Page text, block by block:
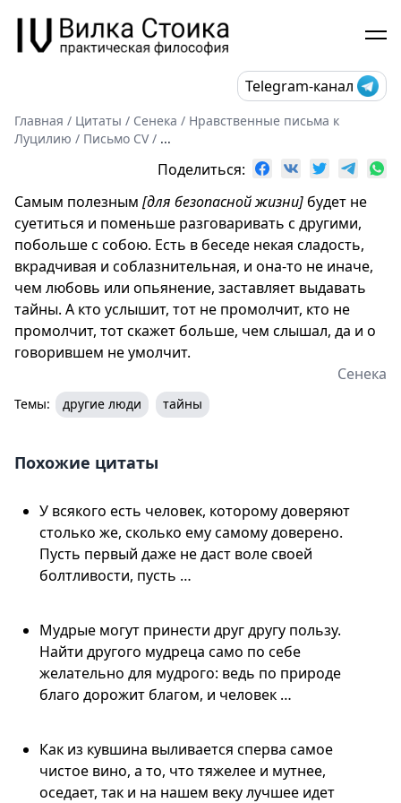
Telegram-канал
Главная / Цитаты / Сенека / Нравственные письма к
Луцилию / Письмо CV/ ...
Поделиться:
Самым полезным [для безопасной жизни] будет не
суетиться и поменьше разговаривать с другими,
побольше с собою. Есть в беседе некая сладость,
вкрадчивая и соблазнительная, и она-то не иначе,
чем любовь или опьянение, заставляет выдавать
тайны. А кто услышит, тот не промолчит, кто не
промолчит, тот скажет больше, чем слышал, да и о
говорившем не умолчит.
Сенека
Темы: другие люди тайны
Похожие цитаты
У всякого есть человек, которому доверяют
столько же, сколько ему самому доверено.
Пусть первый даже не даст воле своей
болтливости, пусть …
Мудрые могут принести друг другу пользу.
Найти другого мудреца само по себе
желательно для мудрого: ведь по природе
благо дорожит благом, и человек …
Как из кувшина выливается сперва самое
чистое вино, а то, что тяжелее и мутнее,
оседает, так и на нашем веку лучшее идет